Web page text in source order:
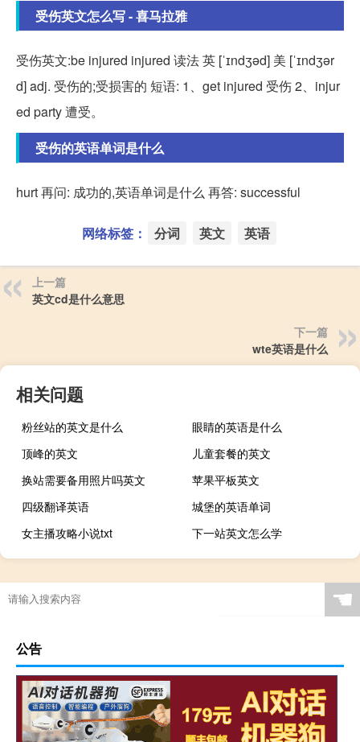
受伤英文怎么写 - 喜马拉雅
受伤英文:be injured injured 读法 英 [ˈɪndʒəd] 美 [ˈɪndʒər
d] adj. 受伤的;受损害的 短语: 1、get injured 受伤 2、injur
ed party 遭受。
受伤的英语单词是什么
hurt 再问: 成功的,英语单词是什么 再答: successful
网络标签： 分词 英文 英语
上一篇
英文cd是什么意思
下一篇
wte英语是什么
相关问题
粉丝站的英文是什么
眼睛的英语是什么
顶峰的英文
儿童套餐的英文
换站需要备用照片吗英文
苹果平板英文
四级翻译英语
城堡的英语单词
女主播攻略小说txt
下一站英文怎么学
☚
公告